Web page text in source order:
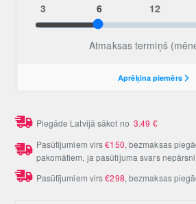
Piegāde Latvijā sākot no3.49 €
Pasūtījumiem virs€150, bezmaksas
pakomātiem, ja pasūtījuma svars
Pasūtījumiem virs€298, bezmaksas